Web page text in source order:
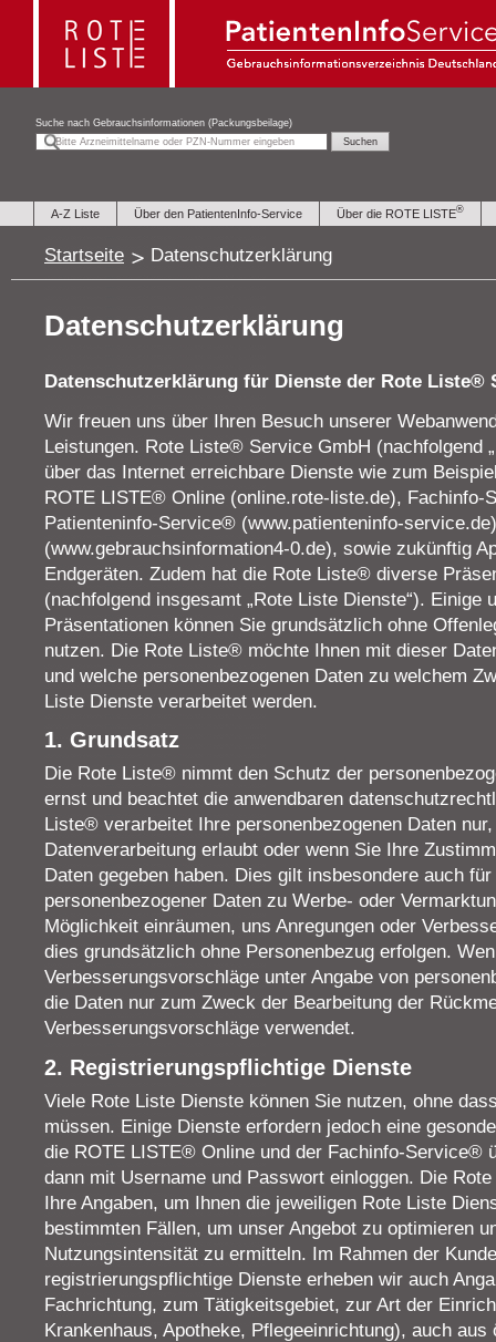
Suche nach Gebrauchsinformationen (Packungsbeilage)
A-Z Liste Über den PatientenInfo-Service Über die ROTE LISTE®
Startseite Datenschutzerklärung
Datenschutzerklärung
Datenschutzerklärung für Dienste der Rote Liste®
Wir freuen uns über Ihren Besuch unserer
Leistungen. Rote Liste® Service GmbH (nachfolgend
über das Internet erreichbare Dienste wie zum
ROTE LISTE® Online (online.rote-liste.de), Fachinfo-
Patienteninfo-Service® (www.patienteninfo-
(www.gebrauchsinformation4-0.de), sowie zukünftig
Endgeräten. Zudem hat die Rote Liste® diverse
(nachfolgend insgesamt „Rote Liste Dienste“). Einige
Präsentationen können Sie grundsätzlich ohne
nutzen. Die Rote Liste® möchte Ihnen mit dieser
und welche personenbezogenen Daten zu welchem
Liste Dienste verarbeitet werden.
1. Grundsatz
Die Rote Liste® nimmt den Schutz der
ernst und beachtet die anwendbaren
Liste® verarbeitet Ihre personenbezogenen Daten
Datenverarbeitung erlaubt oder wenn Sie Ihre
Daten gegeben haben. Dies gilt insbesondere auch
personenbezogener Daten zu Werbe- oder
Möglichkeit einräumen, uns Anregungen oder
dies grundsätzlich ohne Personenbezug erfolgen.
Verbesserungsvorschläge unter Angabe von
die Daten nur zum Zweck der Bearbeitung der
Verbesserungsvorschläge verwendet.
2. Registrierungspflichtige Dienste
Viele Rote Liste Dienste können Sie nutzen, ohne
müssen. Einige Dienste erfordern jedoch eine
die ROTE LISTE® Online und der Fachinfo-Service®
dann mit Username und Passwort einloggen. Die
Ihre Angaben, um Ihnen die jeweiligen Rote Liste
bestimmten Fällen, um unser Angebot zu optimieren
Nutzungsintensität zu ermitteln. Im Rahmen der
registrierungspflichtige Dienste erheben wir auch
Fachrichtung, zum Tätigkeitsgebiet, zur Art der
Krankenhaus, Apotheke, Pflegeeinrichtung), auch